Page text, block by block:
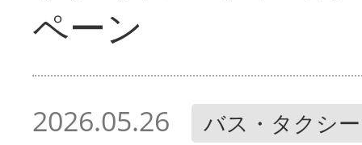
ペーン
2026.05.26 バス・タクシー